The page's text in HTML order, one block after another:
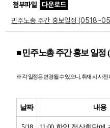
첨부파일
다운로드
민주노총 주간 홍보일정
■ 민주노총 주간 홍보 일정
※ 각 일정은 변경될 수 있으니 취재 시 사전
날짜 내용
노동상담
부설기관
업무